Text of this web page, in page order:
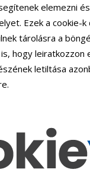
elemezni
Ezek a cookie-k
tárolásra a
hogy leiratkozzon
letiltása